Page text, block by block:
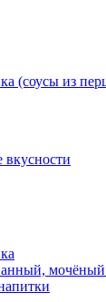
(соусы из
вкусности
мочёный